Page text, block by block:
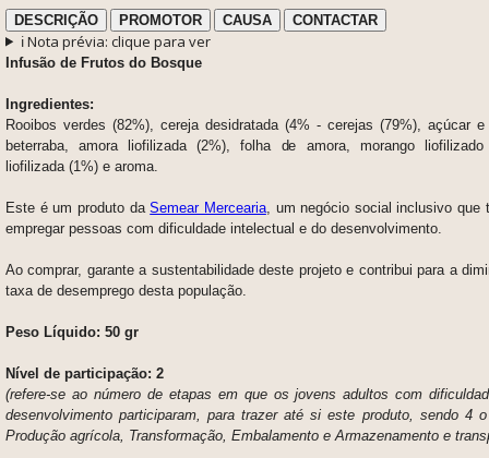
DESCRIÇÃO PROMOTOR CAUSA CONTACTAR
ℹ️ Nota prévia: clique para ver
Infusão de Frutos do Bosque
Ingredientes:
Rooibos verdes (82%), cereja desidratada (4% - cerejas (79%), açúcar
beterraba, amora liofilizada (2%), folha de amora, morango liofilizado
liofilizada (1%) e aroma.
Este é um produto daSemear Mercearia, um negócio social inclusivo que
empregar pessoas com dificuldade intelectual e do desenvolvimento.
Ao comprar, garante a sustentabilidade deste projeto e contribui para a
taxa de desemprego desta população.
Peso Líquido: 50 gr
Nível de participação: 2
(refere-se ao número de etapas em que os jovens adultos com
desenvolvimento participaram, para trazer até si este produto, sendo 4
Produção agrícola, Transformação, Embalamento e Armazenamento e